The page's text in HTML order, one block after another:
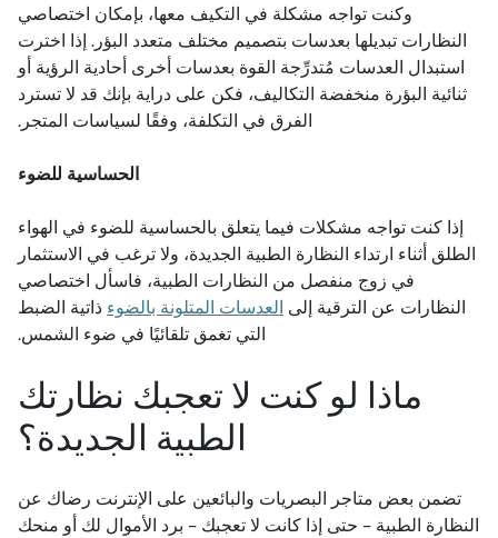
وكنت تواجه مشكلة في التكيف معها، بإمكان اختصاصي
النظارات تبديلها بعدسات بتصميم مختلف متعدد البؤر. إذا اخترت
استبدال العدسات مُتدرِّجة القوة بعدسات أخرى أحادية الرؤية أو
ثنائية البؤرة منخفضة التكاليف، فكن على دراية بإنك قد لا تسترد
الفرق في التكلفة، وفقًا لسياسات المتجر.
الحساسية للضوء
إذا كنت تواجه مشكلات فيما يتعلق بالحساسية للضوء في الهواء
الطلق أثناء ارتداء النظارة الطبية الجديدة، ولا ترغب في الاستثمار
في زوج منفصل من النظارات الطبية، فاسأل اختصاصي
النظارات عن الترقية إلى العدسات المتلونة بالضوء ذاتية الضبط
التي تغمق تلقائيًا في ضوء الشمس.
ماذا لو كنت لا تعجبك نظارتك
الطبية الجديدة؟
تضمن بعض متاجر البصريات والبائعين على الإنترنت رضاك عن
النظارة الطبية - حتى إذا كانت لا تعجبك - برد الأموال لك أو منحك